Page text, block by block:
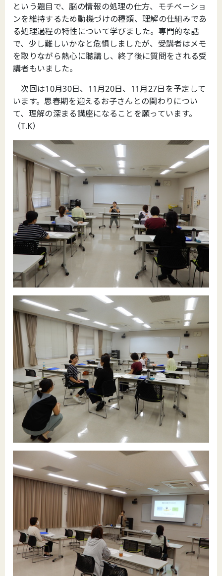
という題目で、脳の情報の処理の仕方、モチベーショ
ンを維持するため動機づけの種類、理解の仕組みであ
る処理過程の特性について学びました。専門的な話
で、少し難しいかなと危惧しましたが、受講者はメモ
を取りながら熱心に聴講し、終了後に質問をされる受
講者もいました。
次回は10月30日、11月20日、11月27日を予定して
います。思春期を迎えるお子さんとの関わりについ
て、理解の深まる講座になることを願っています。
（T.K）